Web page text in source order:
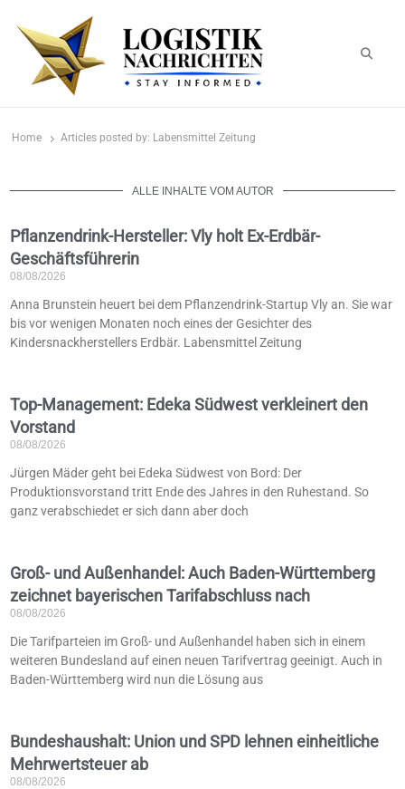
Home Articles posted by: Labensmittel Zeitung
ALLE INHALTE VOM AUTOR
Pflanzendrink-Hersteller: Vly holt Ex-Erdbär-
Geschäftsführerin
08/08/2026
Anna Brunstein heuert bei dem Pflanzendrink-Startup Vly an. Sie war
bis vor wenigen Monaten noch eines der Gesichter des
Kindersnackherstellers Erdbär. Labensmittel Zeitung
Top-Management: Edeka Südwest verkleinert den
Vorstand
08/08/2026
Jürgen Mäder geht bei Edeka Südwest von Bord: Der
Produktionsvorstand tritt Ende des Jahres in den Ruhestand. So
ganz verabschiedet er sich dann aber doch
Groß- und Außenhandel: Auch Baden-Württemberg
zeichnet bayerischen Tarifabschluss nach
08/08/2026
Die Tarifparteien im Groß- und Außenhandel haben sich in einem
weiteren Bundesland auf einen neuen Tarifvertrag geeinigt. Auch in
Baden-Württemberg wird nun die Lösung aus
Bundeshaushalt: Union und SPD lehnen einheitliche
Mehrwertsteuer ab
08/08/2026